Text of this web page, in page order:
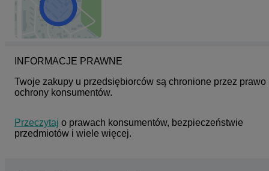
INFORMACJE PRAWNE
Twoje zakupy u przedsiębiorców są chronione przez prawo
ochrony konsumentów.
Przeczytaj o prawach konsumentów, bezpieczeństwie
przedmiotów i wiele więcej.